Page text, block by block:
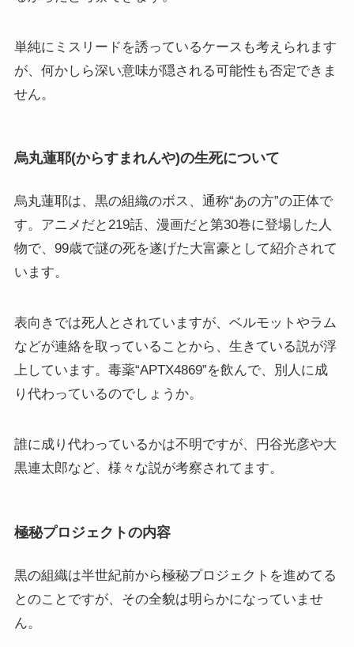
単純にミスリードを誘っているケースも考えられます
が、何かしら深い意味が隠される可能性も否定できま
せん。
烏丸蓮耶(からすまれんや)の生死について
烏丸蓮耶は、黒の組織のボス、通称“あの方”の正体で
す。アニメだと219話、漫画だと第30巻に登場した人
物で、99歳で謎の死を遂げた大富豪として紹介されて
います。
表向きでは死人とされていますが、ベルモットやラム
などが連絡を取っていることから、生きている説が浮
上しています。毒薬“APTX4869”を飲んで、別人に成
り代わっているのでしょうか。
誰に成り代わっているかは不明ですが、円谷光彦や大
黒連太郎など、様々な説が考察されてます。
極秘プロジェクトの内容
黒の組織は半世紀前から極秘プロジェクトを進めてる
とのことですが、その全貌は明らかになっていませ
ん。